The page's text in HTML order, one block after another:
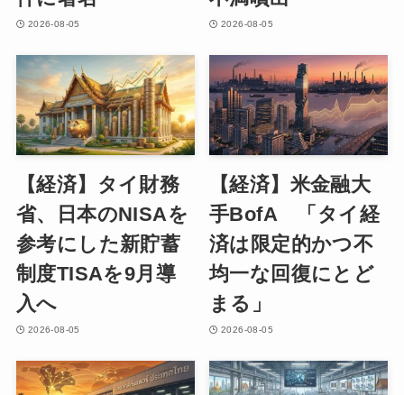
2026-08-05 2026-08-05
【経済】タイ財務
省、日本のNISAを
参考にした新貯蓄
制度TISAを9月導
入へ
2026-08-05
【経済】米金融大
手BofA 「タイ経
済は限定的かつ不
均一な回復にとど
まる」
2026-08-05